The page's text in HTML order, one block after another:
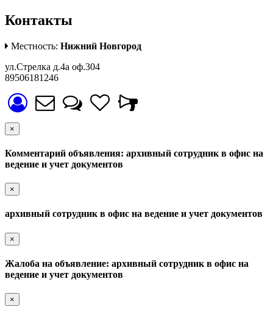
Контакты
Местность: Нижний Новгород
ул.Стрелка д.4а оф.304
89506181246
×
Комментарий объявления: архивный сотрудник в офис на
ведение и учет документов
×
архивный сотрудник в офис на ведение и учет документов
×
Жалоба на объявление: архивный сотрудник в офис на
ведение и учет документов
×